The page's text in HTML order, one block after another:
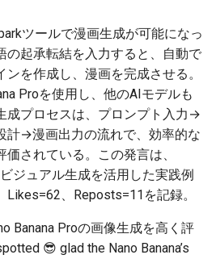
2026-06-26
2026-06-25
2026-06-24
2026-06-23
2026-06-21
2025-12-11
2025-12-10
2025-12-09
2025-12-08
2025-12-06
2026-06-26
2026-06-25
2026-06-24
2026-06-23
2026-06-21
2025-12-11
2025-12-10
2025-12-09
2025-12-08
2025-12-06
2026-02-22
2026-02-15
2026-02-08
2026-02-01
2026-01-18
2026-02-22
2026-02-15
2026-02-08
2026-02-05
2026-02-22
2026-02-15
2026-02-08
2026-02-01
2026-01-18
2026-02-22
2026-02-15
2026-02-08
2026-02-01
2026-01-18
2026-02-15
2026-02-08
2026-02-01
2026-01-25
2026-01-13
2026-06-24
2026-06-23
2026-06-22
2026-06-21
2026-06-19
2025-12-11
2025-12-10
2025-12-09
2025-12-08
2025-12-06
2026-02-22
2026-02-15
2026-02-08
2026-02-01
2026-01-18
2026-06-26
2026-06-25
2026-06-24
2026-06-23
2026-06-21
2026-06-22
2026-06-21
2026-06-20
2026-06-18
2026-06-16
ツールで漫画生成が可能になっ
の起承転結を入力すると、自動で
を作成し、漫画を完成させる。
Proを使用し、他のAIモデルも
成プロセスは、プロンプト入力→
計→漫画出力の流れで、効率的な
されている。この発言は、
ジュアル生成を活用した実践例
Likes=62、Reposts=11を記録。
Banana Proの画像生成を高く評
😎 glad the Nano Banana’s